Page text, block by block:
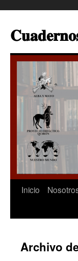
contenido
Inicio
Archivo